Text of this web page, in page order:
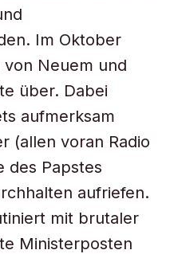
Im Oktober
Neuem und
über. Dabei
aufmerksam
(allen voran Radio
des Papstes
aufriefen.
mit brutaler
Ministerposten